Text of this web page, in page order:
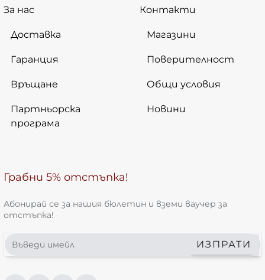
За нас
Доставка
Гаранция
Връщане
Партньорска
програма
Контакти
Магазини
Поверителност
Общи условия
Новини
Грабни 5% отстъпка!
Абонирай се за нашия бюлетин и вземи ваучер за
отстъпка!
Въведи
имейл
ИЗПРАТИ